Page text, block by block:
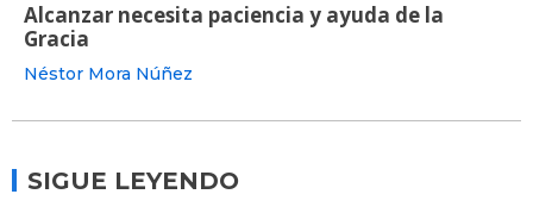
Alcanzar necesita paciencia y ayuda de la
Gracia
Néstor Mora Núñez
SIGUE LEYENDO